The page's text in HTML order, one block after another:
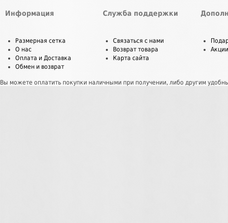
Информация
Размерная сетка
О нас
Оплата и Доставка
Обмен и возврат
Служба поддержки
Связаться с нами
Возврат товара
Карта сайта
Акции
Вы можете оплатить покупки наличными при получении, либо другим